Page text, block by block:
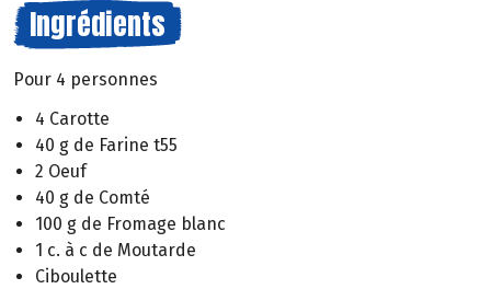
Ingrédients
Pour 4 personnes
4 Carotte
40 g de Farine t55
2 Oeuf
40 g de Comté
100 g de Fromage blanc
1 c. à c de Moutarde
Ciboulette